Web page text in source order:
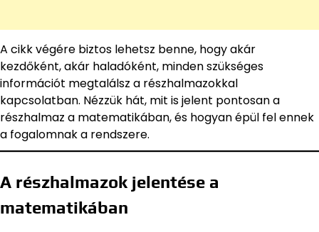
A cikk végére biztos lehetsz benne, hogy akár
kezdőként, akár haladóként, minden szükséges
információt megtalálsz a részhalmazokkal
kapcsolatban. Nézzük hát, mit is jelent pontosan a
részhalmaz a matematikában, és hogyan épül fel ennek
a fogalomnak a rendszere.
A részhalmazok jelentése a
matematikában